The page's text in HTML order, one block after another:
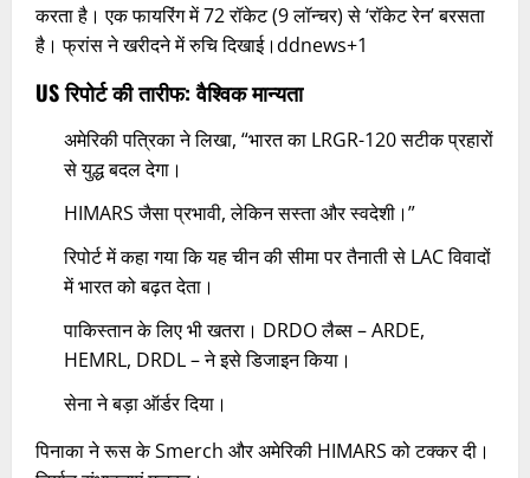
करता है। एक फायरिंग में 72 रॉकेट (9 लॉन्चर) से ‘रॉकेट रेन’ बरसता
है। फ्रांस ने खरीदने में रुचि दिखाई।ddnews+1​
US रिपोर्ट की तारीफ: वैश्विक मान्यता
अमेरिकी पत्रिका ने लिखा, “भारत का LRGR-120 सटीक प्रहारों
से युद्ध बदल देगा।
HIMARS जैसा प्रभावी, लेकिन सस्ता और स्वदेशी।”
रिपोर्ट में कहा गया कि यह चीन की सीमा पर तैनाती से LAC विवादों
में भारत को बढ़त देता।
पाकिस्तान के लिए भी खतरा। DRDO लैब्स – ARDE,
HEMRL, DRDL – ने इसे डिजाइन किया।
सेना ने बड़ा ऑर्डर दिया।​
पिनाका ने रूस के Smerch और अमेरिकी HIMARS को टक्कर दी।